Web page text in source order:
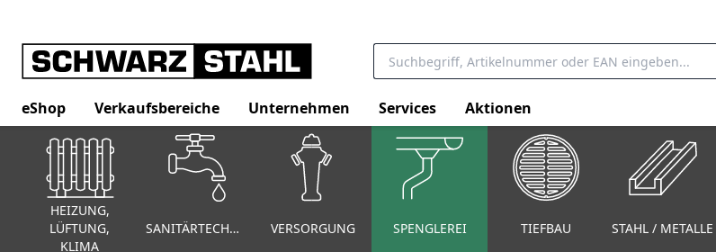
eShop Verkaufsbereiche Unternehmen Services Aktionen
HEIZUNG,
LÜFTUNG,
KLIMA
SANITÄRTECHNIK VERSORGUNG SPENGLEREI TIEFBAU STAHL / METALLE